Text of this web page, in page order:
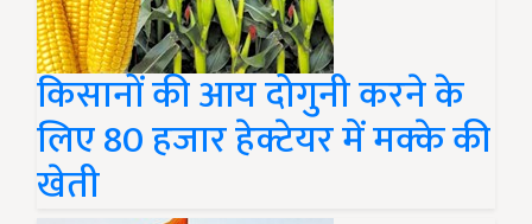
किसानों की आय दोगुनी करने के
लिए 80 हजार हेक्टेयर में मक्के की
खेती